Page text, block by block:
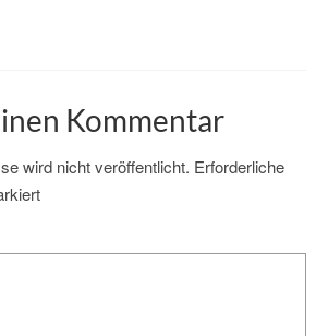
Kommentar
wird nicht veröffentlicht. Erforderliche